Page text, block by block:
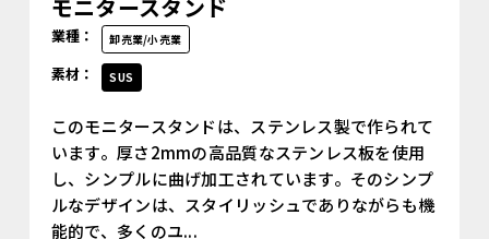
モニタースタンド
業種： 卸売業/小売業
素材： SUS
このモニタースタンドは、ステンレス製で作られて
います。厚さ2mmの高品質なステンレス板を使用
し、シンプルに曲げ加工されています。そのシンプ
ルなデザインは、スタイリッシュでありながらも機
能的で、多くのユ...